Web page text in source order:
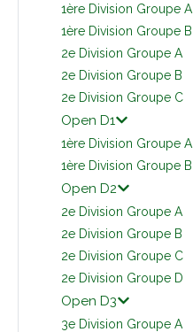
1ère Division Groupe A
1ère Division Groupe B
2e Division Groupe A
2e Division Groupe B
2e Division Groupe C
Open D1
1ère Division Groupe A
1ère Division Groupe B
Open D2
2e Division Groupe A
2e Division Groupe B
2e Division Groupe C
2e Division Groupe D
Open D3
3e Division Groupe A